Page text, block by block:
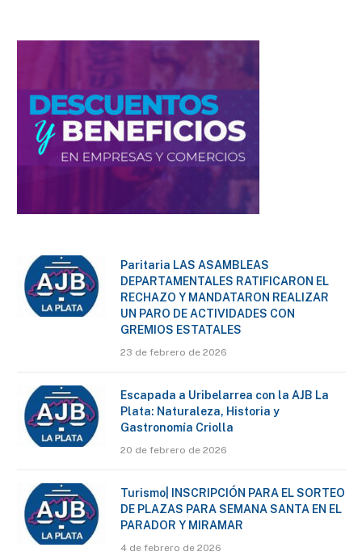
Paritaria LAS ASAMBLEAS
DEPARTAMENTALES RATIFICARON EL
RECHAZO Y MANDATARON REALIZAR
UN PARO DE ACTIVIDADES CON
GREMIOS ESTATALES
23 de febrero de 2026
Escapada a Uribelarrea con la AJB La
Plata: Naturaleza, Historia y
Gastronomía Criolla
20 de febrero de 2026
Turismo| INSCRIPCIÓN PARA EL SORTEO
DE PLAZAS PARA SEMANA SANTA EN EL
PARADOR Y MIRAMAR
4 de febrero de 2026